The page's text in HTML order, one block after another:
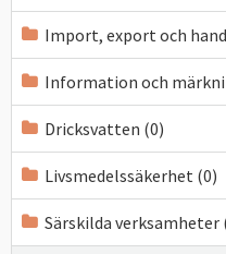
Import, export och
Information och
Dricksvatten (0)
Livsmedelssäkerhet (0)
Särskilda verksamheter